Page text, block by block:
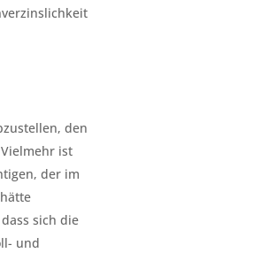
den
ist
der im
sich die
und